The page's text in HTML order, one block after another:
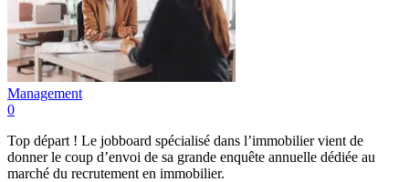
Management
0
Top départ ! Le jobboard spécialisé dans l’immobilier vient de
donner le coup d’envoi de sa grande enquête annuelle dédiée au
marché du recrutement en immobilier.